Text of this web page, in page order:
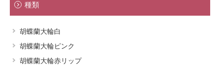
種類
胡蝶蘭大輪白
胡蝶蘭大輪ピンク
胡蝶蘭大輪赤リップ